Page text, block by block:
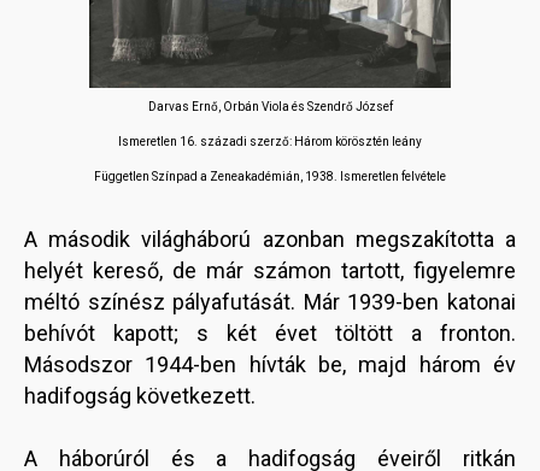
Darvas Ernő, Orbán Viola és Szendrő József
Ismeretlen 16. századi szerző: Három körösztén leány
Független Színpad a Zeneakadémián, 1938. Ismeretlen felvétele
A második világháború azonban megszakította a
helyét kereső, de már számon tartott, figyelemre
méltó színész pályafutását. Már 1939-ben katonai
behívót kapott; s két évet töltött a fronton.
Másodszor 1944-ben hívták be, majd három év
hadifogság következett.
A háborúról és a hadifogság éveiről ritkán